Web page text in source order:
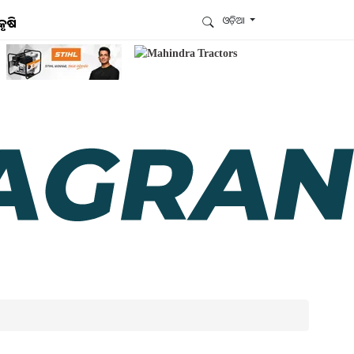
ଓଡ଼ିଆ
ଆମେ ହ୍ବାଟ୍ସଆପ୍‌ରେ ଅଛୁ ! ଆମ ହ୍ବାଟ୍ସଆପ ଗ୍ରୁପରେ
ଏବଂ ଆପଙ୍କୁ ଆବଶ୍ୟକ ହେଉଥିବା ସବୁ
ଗୁରୁତ୍ବପୂର୍ଣ୍ଣ ଅପଡେଟ୍‌ ପାଆନ୍ତୁ ପ୍ରତିଦିନ ।